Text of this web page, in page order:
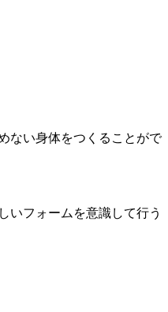
ない身体をつくることがで
いフォームを意識して行う